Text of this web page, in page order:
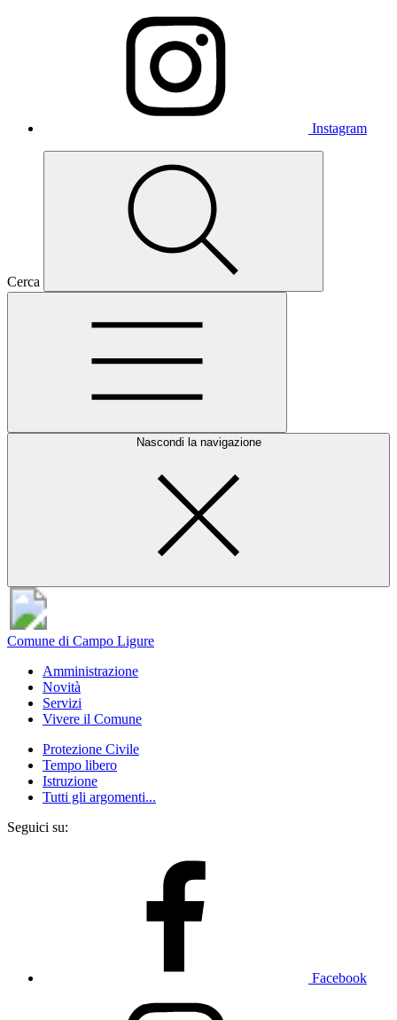
Instagram
Cerca
Nascondi la navigazione
Comune di Campo Ligure
Amministrazione
Novità
Servizi
Vivere il Comune
Protezione Civile
Tempo libero
Istruzione
Tutti gli argomenti...
Seguici su:
Facebook